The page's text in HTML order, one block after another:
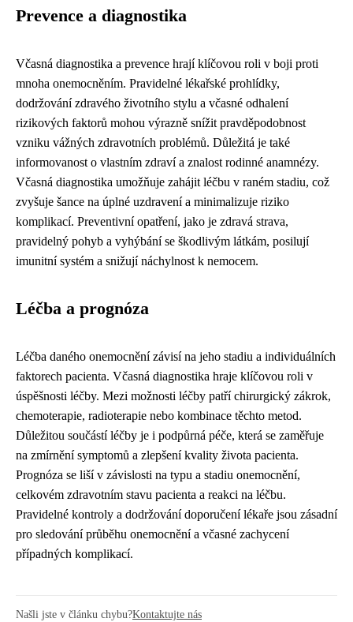
Prevence a diagnostika
Včasná diagnostika a prevence hrají klíčovou roli v boji proti
mnoha onemocněním. Pravidelné lékařské prohlídky,
dodržování zdravého životního stylu a včasné odhalení
rizikových faktorů mohou výrazně snížit pravděpodobnost
vzniku vážných zdravotních problémů. Důležitá je také
informovanost o vlastním zdraví a znalost rodinné anamnézy.
Včasná diagnostika umožňuje zahájit léčbu v raném stadiu, což
zvyšuje šance na úplné uzdravení a minimalizuje riziko
komplikací. Preventivní opatření, jako je zdravá strava,
pravidelný pohyb a vyhýbání se škodlivým látkám, posilují
imunitní systém a snižují náchylnost k nemocem.
Léčba a prognóza
Léčba daného onemocnění závisí na jeho stadiu a individuálních
faktorech pacienta. Včasná diagnostika hraje klíčovou roli v
úspěšnosti léčby. Mezi možnosti léčby patří chirurgický zákrok,
chemoterapie, radioterapie nebo kombinace těchto metod.
Důležitou součástí léčby je i podpůrná péče, která se zaměřuje
na zmírnění symptomů a zlepšení kvality života pacienta.
Prognóza se liší v závislosti na typu a stadiu onemocnění,
celkovém zdravotním stavu pacienta a reakci na léčbu.
Pravidelné kontroly a dodržování doporučení lékaře jsou zásadní
pro sledování průběhu onemocnění a včasné zachycení
případných komplikací.
Našli jste v článku chybu?Kontaktujte nás